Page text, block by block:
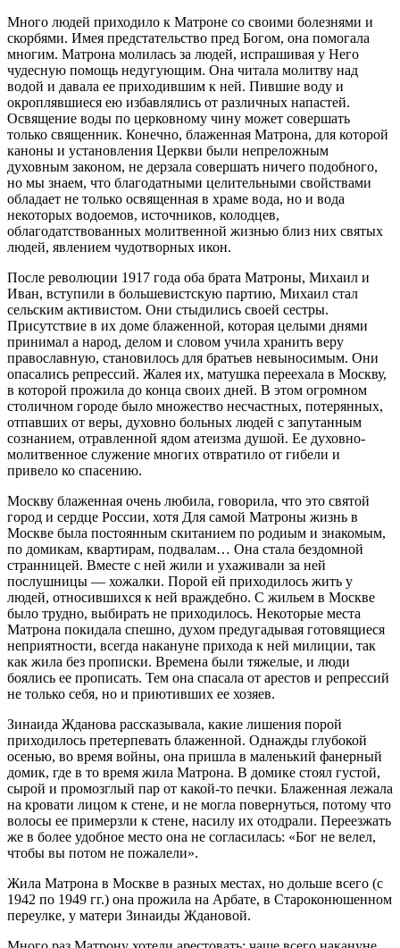
Много людей приходило к Матроне со своими болезнями и
скорбями. Имея предстательство пред Богом, она помогала
многим. Матрона молилась за людей, испрашивая у Него
чудесную помощь недугующим. Она читала молитву над
водой и давала ее приходившим к ней. Пившие воду и
окроплявшиеся ею избавлялись от различных напастей.
Освящение воды по церковному чину может совершать
только священник. Конечно, блаженная Матрона, для которой
каноны и установления Церкви были непреложным
духовным законом, не дерзала совершать ничего подобного,
но мы знаем, что благодатными целительными свойствами
обладает не только освященная в храме вода, но и вода
некоторых водоемов, источников, колодцев,
облагодатствованных молитвенной жизнью близ них святых
людей, явлением чудотворных икон.
После революции 1917 года оба брата Матроны, Михаил и
Иван, вступили в большевистскую партию, Михаил стал
сельским активистом. Они стыдились своей сестры.
Присутствие в их доме блаженной, которая целыми днями
принимал а народ, делом и словом учила хранить веру
православную, становилось для братьев невыносимым. Они
опасались репрессий. Жалея их, матушка переехала в Москву,
в которой прожила до конца своих дней. В этом огромном
столичном городе было множество несчастных, потерянных,
отпавших от веры, духовно больных людей с запутанным
сознанием, отравленной ядом атеизма душой. Ее духовно-
молитвенное служение многих отвратило от гибели и
привело ко спасению.
Москву блаженная очень любила, говорила, что это святой
город и сердце России, хотя Для самой Матроны жизнь в
Москве была постоянным скитанием по родиым и знакомым,
по домикам, квартирам, подвалам… Она стала бездомной
странницей. Вместе с ней жили и ухаживали за ней
послушницы — хожалки. Порой ей приходилось жить у
людей, относившихся к ней враждебно. С жильем в Москве
было трудно, выбирать не приходилось. Некоторые места
Матрона покидала спешно, духом предугадывая готовящиеся
неприятности, всегда накануне прихода к ней милиции, так
как жила без прописки. Времена были тяжелые, и люди
боялись ее прописать. Тем она спасала от арестов и репрессий
не только себя, но и приютивших ее хозяев.
Зинаида Жданова рассказывала, какие лишения порой
приходилось претерпевать блаженной. Однажды глубокой
осенью, во время войны, она пришла в маленький фанерный
домик, где в то время жила Матрона. В домике стоял густой,
сырой и промозглый пар от какой-то печки. Блаженная лежала
на кровати лицом к стене, и не могла повернуться, потому что
волосы ее примерзли к стене, насилу их отодрали. Переезжать
же в более удобное место она не согласилась: «Бог не велел,
чтобы вы потом не пожалели».
Жила Матрона в Москве в разных местах, но дольше всего (с
1942 по 1949 гг.) она прожила на Арбате, в Староконюшенном
переулке, у матери Зинаиды Ждановой.